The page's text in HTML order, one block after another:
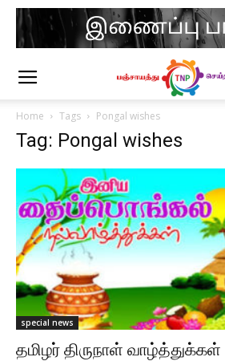
Home Tags Pongal wishes
Tag: Pongal wishes
special news
தமிழர் திருநாள் வாழ்த்துக்கள்